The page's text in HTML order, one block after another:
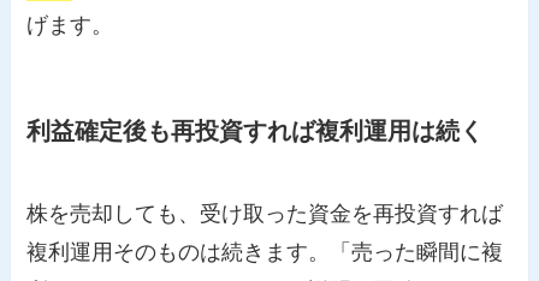
げます。
利益確定後も再投資すれば複利運用は続く
株を売却しても、受け取った資金を再投資すれば
複利運用そのものは続きます。「売った瞬間に複